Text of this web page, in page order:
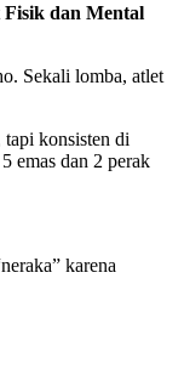
dan Mental
Sekali lomba, atlet
konsisten di
emas dan 2 perak
karena